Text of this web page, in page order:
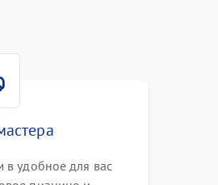
в удобное для вас